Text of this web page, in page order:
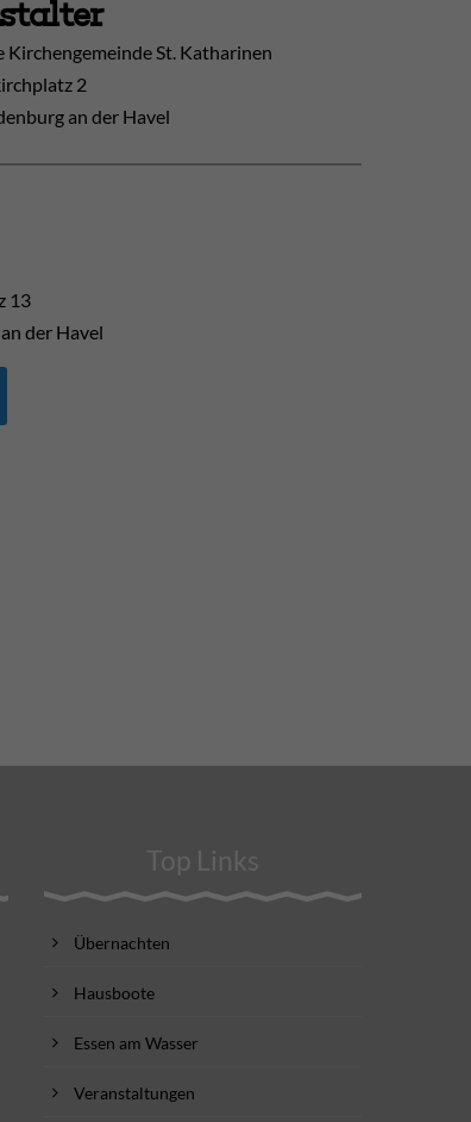
Kirchengemeinde St. Katharinen
2
an der Havel
13
der Havel
Top Links
Übernachten
Hausboote
Essen am Wasser
Veranstaltungen